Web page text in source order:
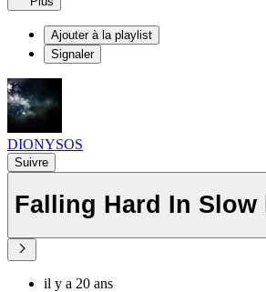
Ajouter à la playlist
Signaler
DIONYSOS
Suivre
Falling Hard In Slow
il y a 20 ans